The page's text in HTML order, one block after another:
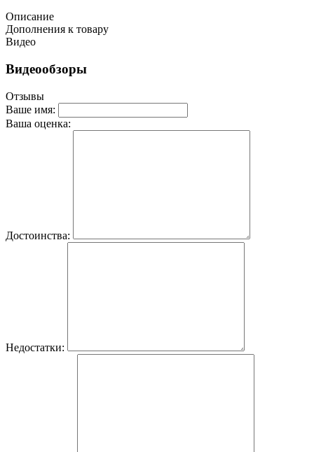
Описание
Дополнения к товару
Видео
Видеообзоры
Отзывы
Ваше имя:
Ваша оценка:
Достоинства:
Недостатки: